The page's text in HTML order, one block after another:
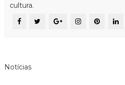
cultura.
Notícias